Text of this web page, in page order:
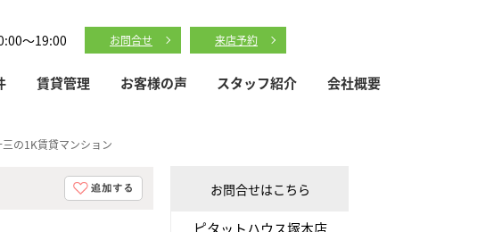
～19:00 お問合せ 来店予約
賃貸管理 お客様の声 スタッフ紹介 会社概要
の1K賃貸マンション
お問合せはこちら
ピタットハウス塚本店